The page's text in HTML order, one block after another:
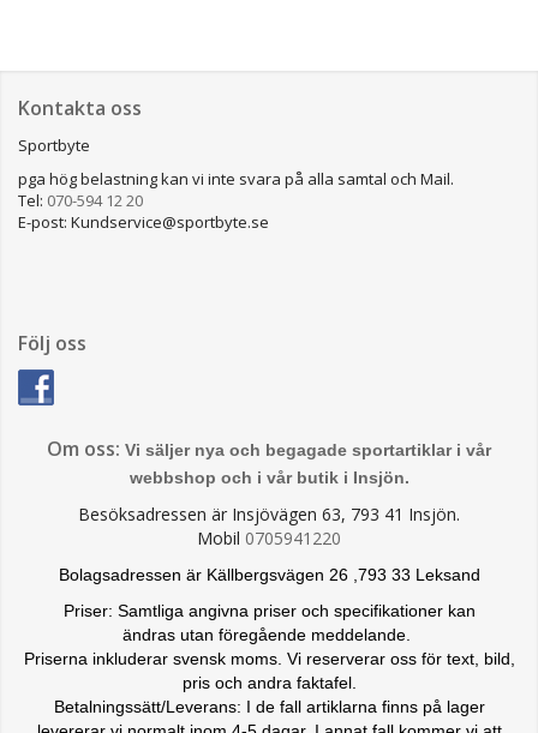
Kontakta oss
Sportbyte
pga hög belastning kan vi inte svara på alla samtal och Mail.
Tel: 070-594 12 20
E-post: Kundservice@sportbyte.se
Följ oss
Om oss: Vi säljer nya och begagade sportartiklar i vår
webbshop och i vår butik i Insjön.
Besöksadressen är Insjövägen 63, 793 41 Insjön.
Mobil 0705941220
Bolagsadressen är Källbergsvägen 26 ,793 33 Leksand
Priser: Samtliga angivna priser och specifikationer kan
ändras utan föregående meddelande.
Priserna inkluderar svensk moms. Vi reserverar oss för text, bild,
pris och andra faktafel.
Betalningssätt/Leverans: I de fall artiklarna finns på lager